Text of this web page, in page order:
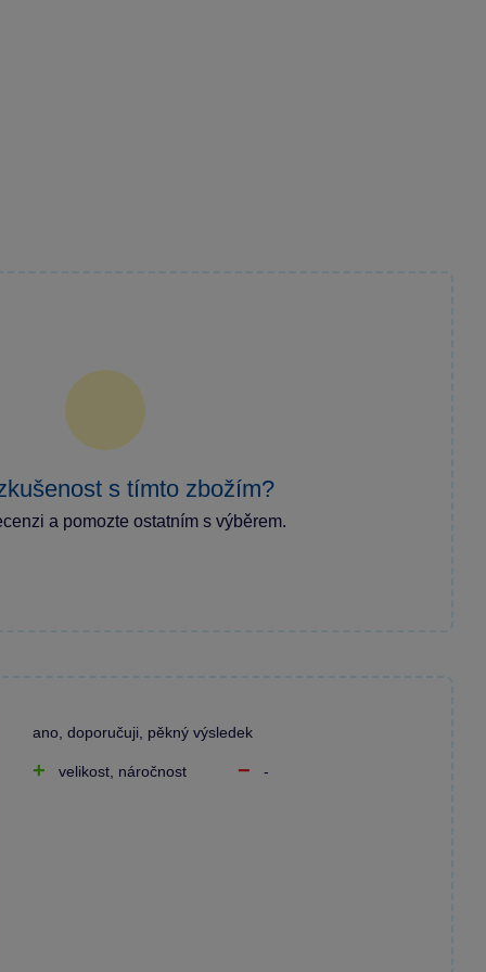
s tímto zbožím?
a pomozte ostatním s výběrem.
ano, doporučuji, pěkný výsledek
velikost, náročnost -